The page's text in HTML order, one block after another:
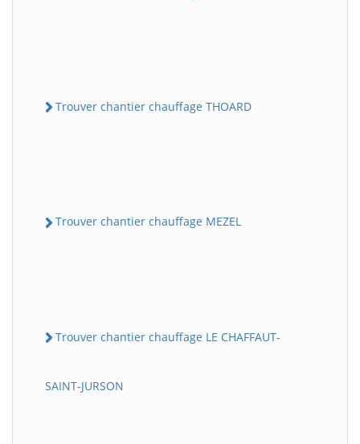
Trouver chantier chauffage THOARD
Trouver chantier chauffage MEZEL
Trouver chantier chauffage LE CHAFFAUT-
SAINT-JURSON